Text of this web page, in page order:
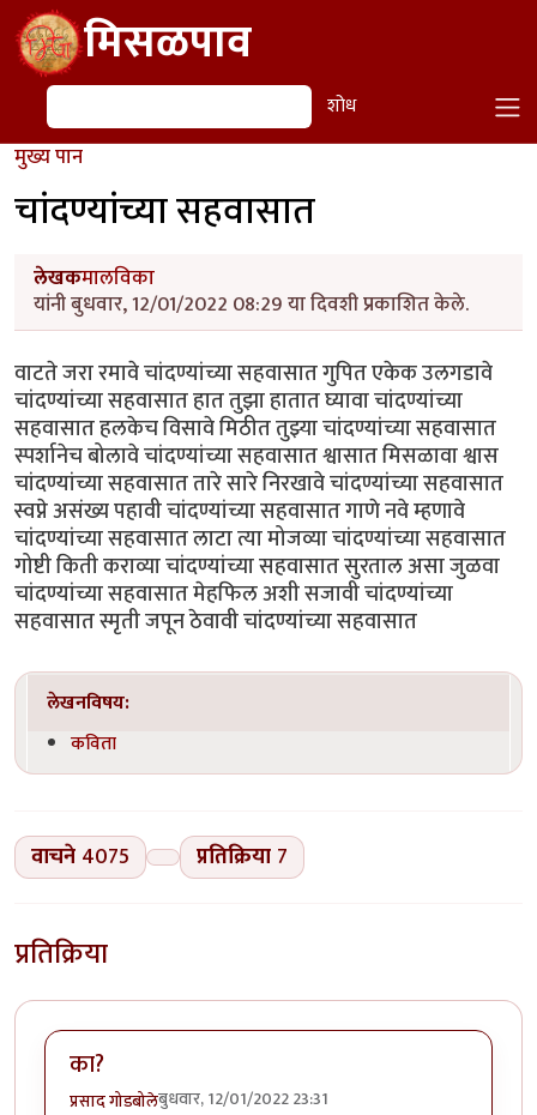
Skip to main contentमिसळपाव
शोध शोध
मुख्य पान
चांदण्यांच्या सहवासात
लेखकमालविका
यांनी बुधवार, 12/01/2022 08:29 या दिवशी प्रकाशित केले.
वाटते जरा रमावे चांदण्यांच्या सहवासात गुपित एकेक उलगडावे
चांदण्यांच्या सहवासात हात तुझा हातात घ्यावा चांदण्यांच्या
सहवासात हलकेच विसावे मिठीत तुझ्या चांदण्यांच्या सहवासात
स्पर्शानेच बोलावे चांदण्यांच्या सहवासात श्वासात मिसळावा श्वास
चांदण्यांच्या सहवासात तारे सारे निरखावे चांदण्यांच्या सहवासात
स्वप्ने असंख्य पहावी चांदण्यांच्या सहवासात गाणे नवे म्हणावे
चांदण्यांच्या सहवासात लाटा त्या मोजव्या चांदण्यांच्या सहवासात
गोष्टी किती कराव्या चांदण्यांच्या सहवासात सुरताल असा जुळवा
चांदण्यांच्या सहवासात मेहफिल अशी सजावी चांदण्यांच्या
सहवासात स्मृती जपून ठेवावी चांदण्यांच्या सहवासात
लेखनविषय:
कविता
वाचने 4075 प्रतिक्रिया 7
प्रतिक्रिया
का?
प्रसाद गोडबोलेबुधवार, 12/01/2022 23:31